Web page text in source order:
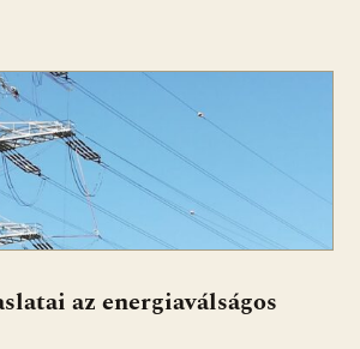
az energiaválságos